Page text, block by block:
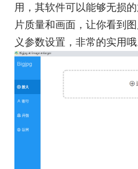
用，其软件可以能够无损
片质量和画面，让你看到
义参数设置，非常的实用哦